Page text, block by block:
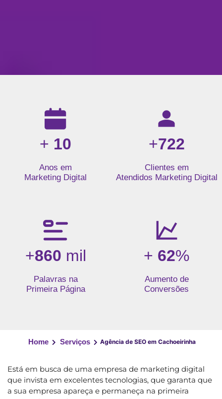
Resultados da nossa agência de marketing digital: mais
+ 10
Anos em
Marketing Digital
+722
Clientes em
Atendidos Marketing Digital
+860 mil
Palavras na
Primeira Página
+ 62%
Aumento de
Conversões
Home Serviços Agência de SEO em Cachoeirinha
Está em busca de uma empresa de marketing digital
que invista em excelentes tecnologias, que garanta que
a sua empresa apareça e permaneça na primeira